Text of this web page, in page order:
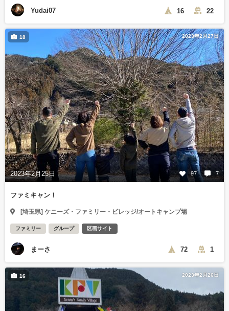
Yudai07 16 22
2023年2月27日
2023年2月25日 97 7
18
ファミキャン！
[埼玉県] ケニーズ・ファミリー・ビレッジ/オートキャンプ場
ファミリー グループ 区画サイト
まーさ 72 1
2023年2月26日
16